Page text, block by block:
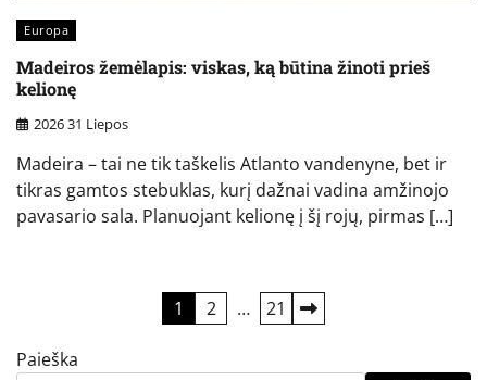
Europa
Madeiros žemėlapis: viskas, ką būtina žinoti prieš
kelionę
2026 31 Liepos
Madeira – tai ne tik taškelis Atlanto vandenyne, bet ir
tikras gamtos stebuklas, kurį dažnai vadina amžinojo
pavasario sala. Planuojant kelionę į šį rojų, pirmas […]
puslapiavimas
1 2 … 21
Paieška